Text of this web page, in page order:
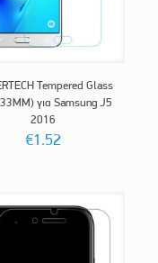
Tempered Glass
για Samsung J5
2016
€1.52